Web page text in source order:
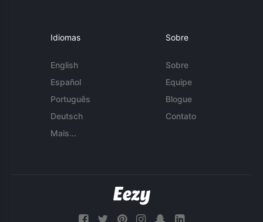
Idiomas
English
Español
Português
Deutsch
Mais...
Sobre
Sobre
Equipe
Blogue
Contato